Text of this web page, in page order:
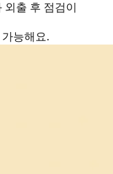
출 후 점검이
능해요.